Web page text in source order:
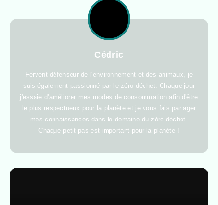
Cédric
Fervent défenseur de l'environnement et des animaux, je
suis également passionné par le zéro déchet. Chaque jour
j'essaie d'améliorer mes modes de consommation afin d'être
le plus respectueux pour la planète et je vous fais partager
mes connaissances dans le domaine du zéro déchet.
Chaque petit pas est important pour la planète !